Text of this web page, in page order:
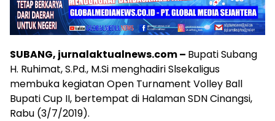
SUBANG, jurnalaktualnews.com – Bupati Subang
H. Ruhimat, S.Pd., M.Si menghadiri Slsekaligus
membuka kegiatan Open Turnament Volley Ball
Bupati Cup II, bertempat di Halaman SDN Cinangsi,
Rabu (3/7/2019).